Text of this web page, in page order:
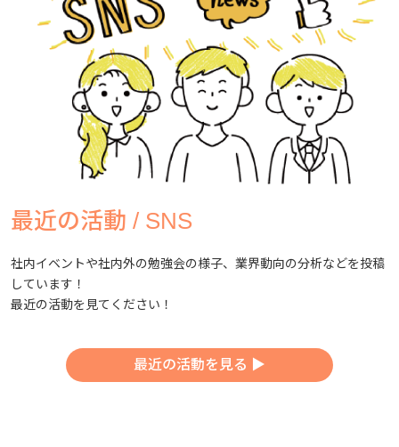
最近の活動 / SNS
社内イベントや社内外の勉強会の様子、業界動向の分析などを投稿
しています！
最近の活動を見てください！
最近の活動を見る ▶︎